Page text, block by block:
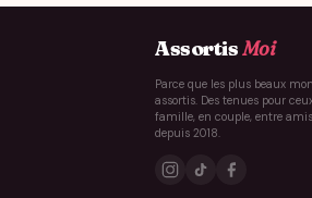
AssortisMoi
Parce que les plus beaux
assortis. Des tenues pour
famille, en couple, entre
depuis 2018.